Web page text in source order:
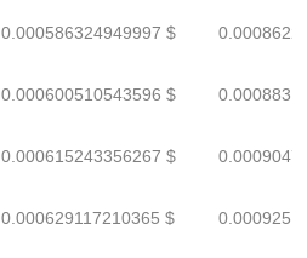
0.000586324949997 $
0.000600510543596 $
0.000615243356267 $
0.000629117210365 $